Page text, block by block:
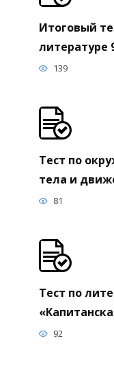
Итоговый
литературе
139
Тест по
тела и
81
Тест по
92